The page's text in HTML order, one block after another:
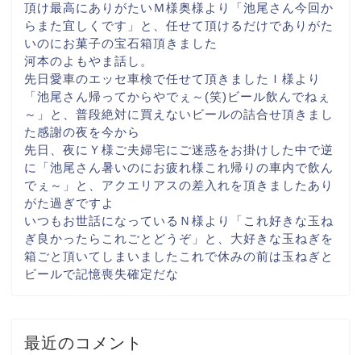
頂け最高にありがたい Ｍ様奥様より「池尾さん今回か
らまた宜しくです 」と、任せて頂けるだけでありがた
いのに お菓子の宝石箱頂きました
河本のよもやま話し。
先日愛車のエッセ車検で任せて頂きました Ｉ様より
「池尾さん帰ってからやでぇ～(笑) ビール飲んでねぇ
～ 」と、普段絶対に買えない ビールの詰合せ頂きまし
た感謝の夜を今から
先日、夜にＹ様ご夫婦宅に ご迷惑をお掛けした中で逆
に「池尾さん暑いのにお疲れ様 これ帰りの車内で飲ん
でぇ～ 」と、アクエリアスの差入れを頂きました あり
がた過ぎですよ
いつもお世話になっている Ｎ様より「これ好きな玉ね
ぎ良かったらこれごとどうぞ 」と、大好きな玉ねぎを
箱ごと 頂いてしまいました これで休みの前は玉ねぎと
ビールで記憶喪失確定だな
最近のコメント